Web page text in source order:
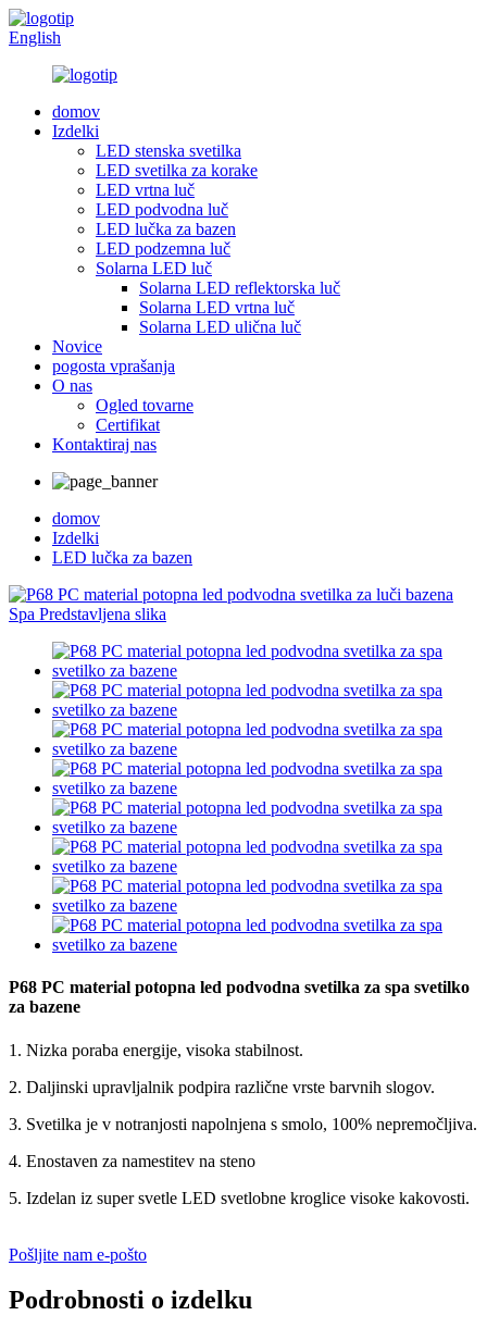
English
domov
Izdelki
LED stenska svetilka
LED svetilka za korake
LED vrtna luč
LED podvodna luč
LED lučka za bazen
LED podzemna luč
Solarna LED luč
Solarna LED reflektorska luč
Solarna LED vrtna luč
Solarna LED ulična luč
Novice
pogosta vprašanja
O nas
Ogled tovarne
Certifikat
Kontaktiraj nas
domov
Izdelki
LED lučka za bazen
P68 PC material potopna led podvodna svetilka za spa svetilko
za bazene
1. Nizka poraba energije, visoka stabilnost.
2. Daljinski upravljalnik podpira različne vrste barvnih slogov.
3. Svetilka je v notranjosti napolnjena s smolo, 100% nepremočljiva.
4. Enostaven za namestitev na steno
5. Izdelan iz super svetle LED svetlobne kroglice visoke kakovosti.
Pošljite nam e-pošto
Podrobnosti o izdelku